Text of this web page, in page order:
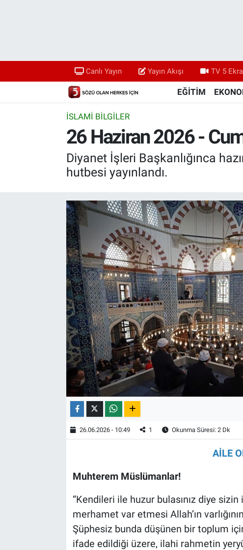
Canlı Yayın Yayın Akışı TV 5
EĞİTİM
İSLAMİ BİLGİLER
26 Haziran 2026 -
Diyanet İşleri Başkanlığınca
hutbesi yayınlandı.
26.06.2026 - 10:49 1 Okunma Süresi: 2 Dk
AİLE
Muhterem Müslümanlar!
“Kendileri ile huzur bulasınız diye
merhamet var etmesi Allah’ın
Şüphesiz bunda düşünen bir toplum
ifade edildiği üzere, ilahi rahmetin
Yayın Akışı
TV 5 Ekranı ve Arşiv